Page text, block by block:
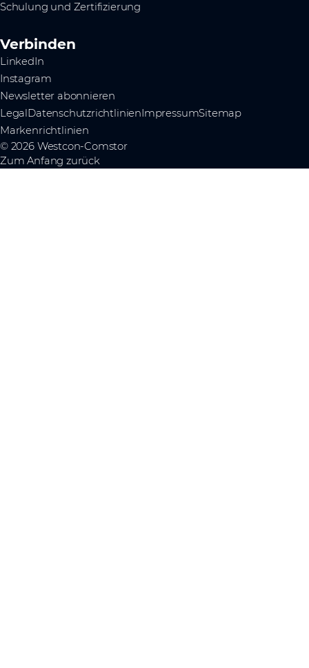
Schulung und Zertifizierung
Verbinden
LinkedIn
Instagram
Newsletter abonnieren
LegalDatenschutzrichtlinienImpressumSitemap
Markenrichtlinien
© 2026 Westcon-Comstor
Zum Anfang zurück